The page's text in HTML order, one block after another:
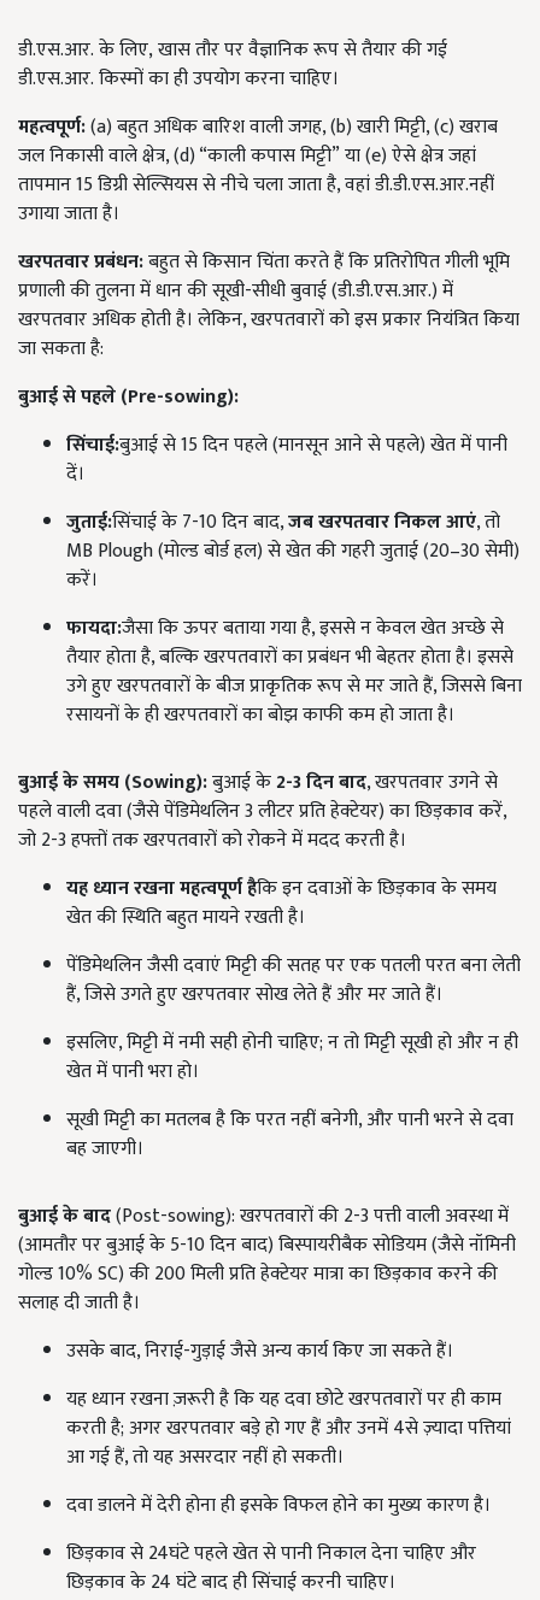
डी.एस.आर. के लिए, खास तौर पर वैज्ञानिक रूप से तैयार की गई
डी.एस.आर. किस्मों का ही उपयोग करना चाहिए।
महत्वपूर्ण:(a) बहुत अधिक बारिश वाली जगह, (b) खारी मिट्टी, (c) खराब
जल निकासी वाले क्षेत्र, (d) “काली कपास मिट्टी” या (e) ऐसे क्षेत्र जहां
तापमान 15 डिग्री सेल्सियस से नीचे चला जाता है, वहां डी.डी.एस.आर.नहीं
उगाया जाता है।
खरपतवार प्रबंधन:बहुत से किसान चिंता करते हैंकि प्रतिरोपित गीली भूमि
प्रणाली की तुलना में धान की सूखी-सीधी बुवाई (डी.डी.एस.आर.) में
खरपतवार अधिक होती है। लेकिन, खरपतवारों को इस प्रकार नियंत्रित किया
जा सकता है:
बुआई से पहले (Pre-sowing):
सिंचाई:बुआई से 15 दिन पहले (मानसून आने से पहले) खेत में पानी
दें।
जुताई:सिंचाई के 7-10 दिन बाद,जब खरपतवार निकल आएं, तो
MB Plough (मोल्ड बोर्ड हल) से खेत की गहरी जुताई (20–30 सेमी)
करें।
फायदा:जैसा कि ऊपर बताया गया है, इससे न केवल खेत अच्छे से
तैयार होता है, बल्कि खरपतवारों का प्रबंधन भी बेहतर होता है। इससे
उगे हुए खरपतवारों के बीज प्राकृतिक रूप से मर जाते हैं, जिससे बिना
रसायनों के ही खरपतवारों का बोझ काफी कम हो जाता है।
बुआई के समय (Sowing):बुआई के2-3दिन बाद, खरपतवार उगने से
पहले वाली दवा (जैसे पेंडिमेथलिन 3 लीटर प्रति हेक्टेयर) का छिड़काव करें,
जो 2-3 हफ्तों तक खरपतवारों को रोकने में मदद करती है।
यह ध्यान रखना महत्वपूर्ण हैकि इन दवाओं के छिड़काव के समय
खेत की स्थिति बहुत मायने रखती है।
पेंडिमेथलिन जैसी दवाएं मिट्टी की सतह पर एक पतली परत बना लेती
हैं, जिसे उगते हुए खरपतवार सोख लेते हैं और मर जाते हैं।
इसलिए, मिट्टी में नमी सही होनी चाहिए; न तो मिट्टी सूखी हो और न ही
खेत में पानी भरा हो।
सूखी मिट्टी का मतलब है कि परत नहीं बनेगी, और पानी भरने से दवा
बह जाएगी।
बुआई के बाद(Post-sowing): खरपतवारों की 2-3 पत्ती वाली अवस्था में
(आमतौर पर बुआई के 5-10 दिन बाद) बिस्पायरीबैक सोडियम (जैसे नॉमिनी
गोल्ड 10% SC) की 200 मिली प्रति हेक्टेयर मात्रा का छिड़काव करने की
सलाह दी जाती है।
उसके बाद, निराई-गुड़ाई जैसे अन्य कार्य किए जा सकते हैं।
यह ध्यान रखना ज़रूरी है कि यह दवा छोटे खरपतवारों पर ही काम
करती है; अगर खरपतवार बड़े हो गए हैं और उनमें 4से ज़्यादा पत्तियां
आ गई हैं, तो यह असरदार नहीं हो सकती।
दवा डालने में देरी होना ही इसके विफल होने का मुख्य कारण है।
छिड़काव से 24घंटे पहले खेत से पानी निकाल देना चाहिए और
छिड़काव के 24 घंटे बाद ही सिंचाई करनी चाहिए।